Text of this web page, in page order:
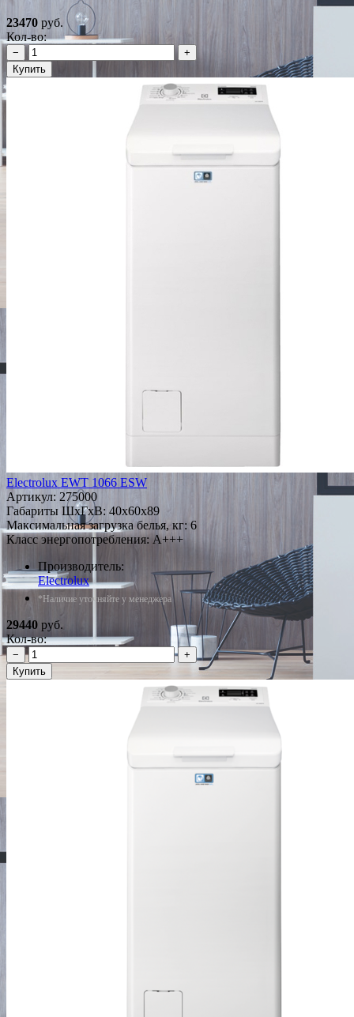
23470 руб.
Кол-во:
−
+
Купить
Electrolux EWT 1066 ESW
Артикул: 275000
Габариты ШxГxВ: 40x60x89
Максимальная загрузка белья, кг: 6
Класс энергопотребления: A+++
Производитель:
Electrolux
*Наличие уточняйте у менеджера
29440 руб.
Кол-во:
−
+
Купить